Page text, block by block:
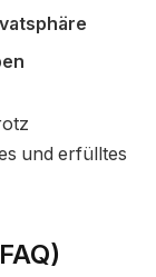
und erfülltes